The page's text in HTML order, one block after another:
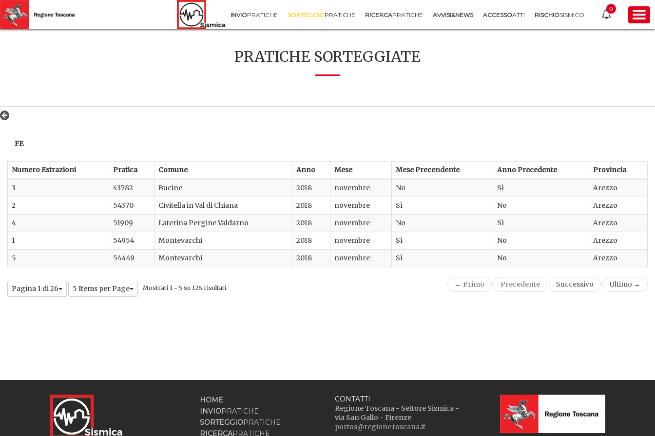
INVIOPRATICHE SORTEGGIOPRATICHE RICERCAPRATICHE AVVISI&NEWS ACCESSOATTI RISCHIOSISMICO
0
PRATICHE SORTEGGIATE
FE
Numero Estrazioni Pratica Comune Anno Mese Mese Precendente Anno Precedente Provincia
3 43782 Bucine 2018 novembre No Sì
Arezzo
2
54370 Civitella in Val di Chiana 2018 novembre Sì No
Arezzo
4
51909 Laterina Pergine Valdarno 2018 novembre No Sì
Arezzo
1
54954 Montevarchi 2018 novembre Sì No
Arezzo
5
54449 Montevarchi 2018 novembre Sì No Arezzo
Pagina 1 di 26 5 Items per Page Mostrati 1 - 5 su 126 risultati. ← Primo Precedente Successivo Ultimo →
HOME
INVIOPRATICHE
SORTEGGIOPRATICHE
RICERCAPRATICHE
CONTATTI
Regione Toscana - Settore Sismica -
via San Gallo - Firenze
portos@regione.toscana.it